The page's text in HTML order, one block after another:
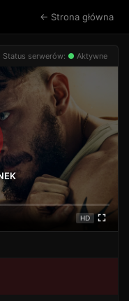
← Strona główna
Status serwerów: ● Aktywne
HD